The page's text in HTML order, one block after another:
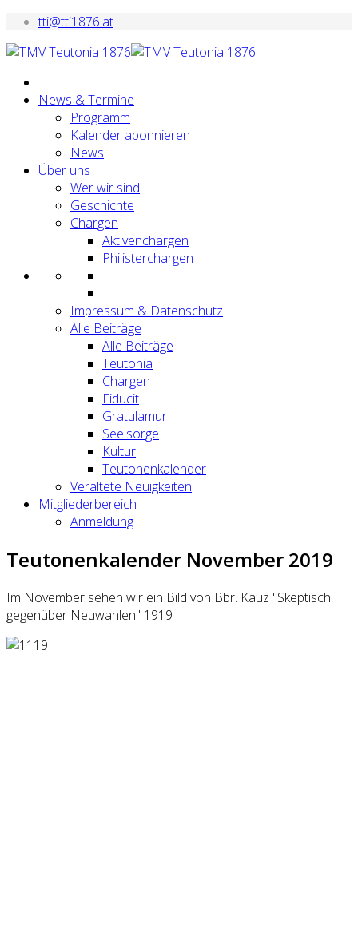
tti@tti1876.at
News & Termine
Programm
Kalender abonnieren
News
Über uns
Wer wir sind
Geschichte
Chargen
Aktivenchargen
Philisterchargen
Impressum & Datenschutz
Alle Beiträge
Alle Beiträge
Teutonia
Chargen
Fiducit
Gratulamur
Seelsorge
Kultur
Teutonenkalender
Veraltete Neuigkeiten
Mitgliederbereich
Anmeldung
Teutonenkalender November 2019
Im November sehen wir ein Bild von Bbr. Kauz "Skeptisch
gegenüber Neuwahlen" 1919